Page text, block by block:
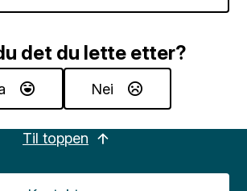
det du lette etter?
Nei
Til toppen